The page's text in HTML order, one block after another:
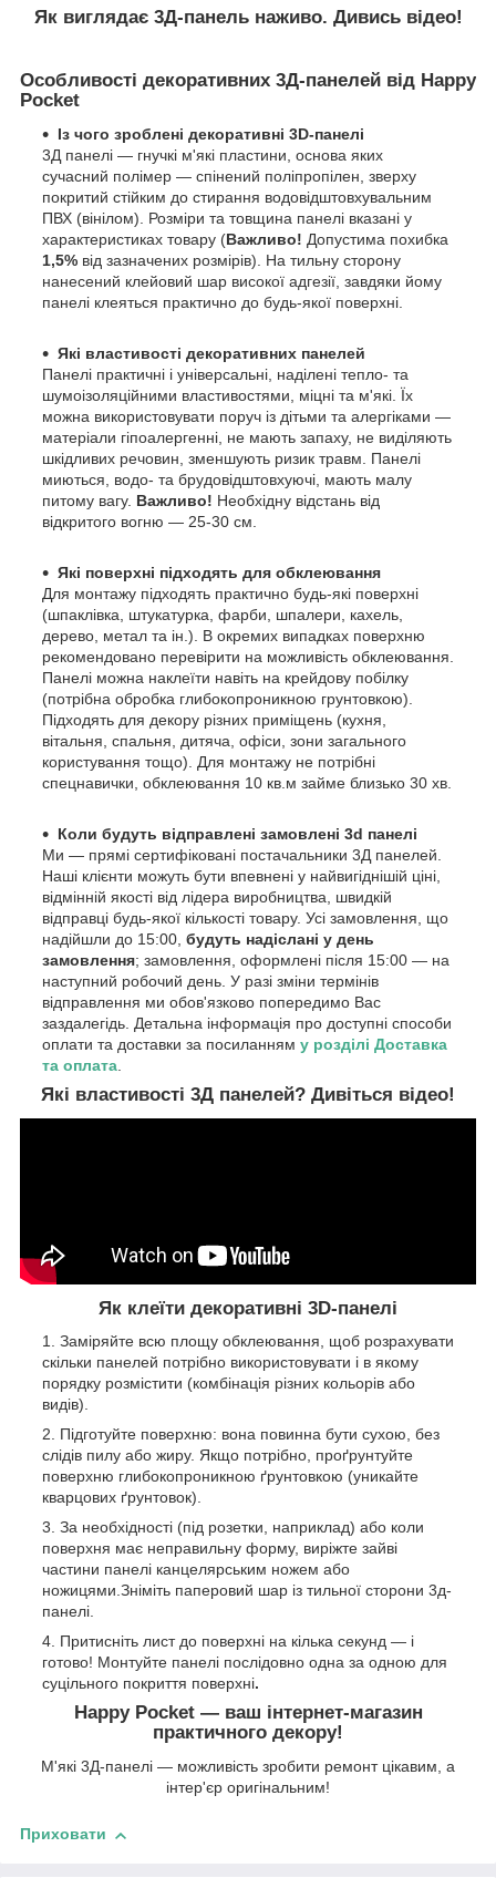
Як виглядає 3Д-панель наживо. Дивись відео!
Особливості декоративних 3Д-панелей від Happy
Pocket
Із чого зроблені декоративні 3D-панелі
3Д панелі — гнучкі м'які пластини, основа яких
сучасний полімер — спінений поліпропілен, зверху
покритий стійким до стирання водовідштовхувальним
ПВХ (вінілом). Розміри та товщина панелі вказані у
характеристиках товару (Важливо! Допустима похибка
1,5% від зазначених розмірів). На тильну сторону
нанесений клейовий шар високої адгезії, завдяки йому
панелі клеяться практично до будь-якої поверхні.
Які властивості декоративних панелей
Панелі практичні і універсальні, наділені тепло- та
шумоізоляційними властивостями, міцні та м'які. Їх
можна використовувати поруч із дітьми та алергіками —
матеріали гіпоалергенні, не мають запаху, не виділяють
шкідливих речовин, зменшують ризик травм. Панелі
миються, водо- та брудовідштовхуючі, мають малу
питому вагу. Важливо! Необхідну відстань від
відкритого вогню — 25-30 см.
Які поверхні підходять для обклеювання
Для монтажу підходять практично будь-які поверхні
(шпаклівка, штукатурка, фарби, шпалери, кахель,
дерево, метал та ін.). В окремих випадках поверхню
рекомендовано перевірити на можливість обклеювання.
Панелі можна наклеїти навіть на крейдову побілку
(потрібна обробка глибокопроникною грунтовкою).
Підходять для декору різних приміщень (кухня,
вітальня, спальня, дитяча, офіси, зони загального
користування тощо). Для монтажу не потрібні
спецнавички, обклеювання 10 кв.м займе близько 30 хв.
Коли будуть відправлені замовлені 3d панелі
Ми — прямі сертифіковані постачальники 3Д панелей.
Наші клієнти можуть бути впевнені у найвигіднішій ціні,
відмінній якості від лідера виробництва, швидкій
відправці будь-якої кількості товару. Усі замовлення, що
надійшли до 15:00, будуть надіслані у день
замовлення; замовлення, оформлені після 15:00 — на
наступний робочий день. У разі зміни термінів
відправлення ми обов'язково попередимо Вас
заздалегідь. Детальна інформація про доступні способи
оплати та доставки за посиланням у розділі Доставка
та оплата
Які властивості 3Д панелей? Дивіться відео!
Як клеїти декоративні 3D-панелі
Заміряйте всю площу обклеювання, щоб розрахувати
скільки панелей потрібно використовувати і в якому
порядку розмістити (комбінація різних кольорів або
видів).
Підготуйте поверхню: вона повинна бути сухою, без
слідів пилу або жиру. Якщо потрібно, проґрунтуйте
поверхню глибокопроникною ґрунтовкою (уникайте
кварцових ґрунтовок).
За необхідності (під розетки, наприклад) або коли
поверхня має неправильну форму, виріжте зайві
частини панелі канцелярським ножем або
ножицями.Зніміть паперовий шар із тильної сторони 3д-
панелі.
Притисніть лист до поверхні на кілька секунд — і
готово! Монтуйте панелі послідовно одна за одною для
суцільного покриття поверхні.
Happy Pocket — ваш інтернет-магазин
практичного декору!
М'які 3Д-панелі — можливість зробити ремонт цікавим, а
інтер'єр оригінальним!
Приховати